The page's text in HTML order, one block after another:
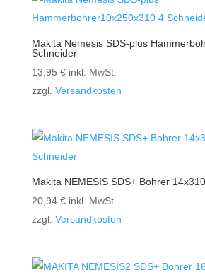
Makita Nemesis SDS-plus
Schneider
13,95 € inkl. MwSt.
zzgl. Versandkosten
Makita NEMESIS SDS+ Bohrer
20,94 € inkl. MwSt.
zzgl. Versandkosten